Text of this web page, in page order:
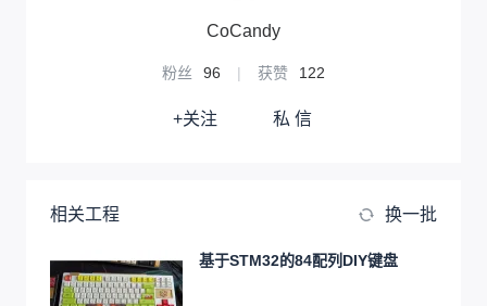
CoCandy
粉丝 96 | 获赞 122
+关注 私 信
相关工程 换一批
基于STM32的84配列DIY键盘